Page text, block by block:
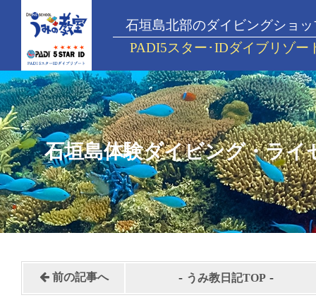
石垣島北部のダイビングショッ
PADI5スター･IDダイブリゾー
石垣島体験ダイビング・ライ
前の記事へ - うみ教日記TOP -